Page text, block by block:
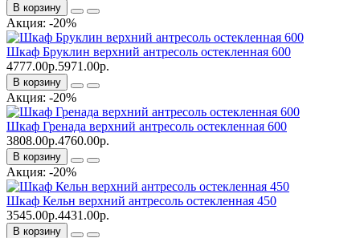
В корзину
Акция: -20%
Шкаф Бруклин верхний антресоль остекленная 600
4777.00р.5971.00р.
В корзину
Акция: -20%
Шкаф Гренада верхний антресоль остекленная 600
3808.00р.4760.00р.
В корзину
Акция: -20%
Шкаф Кельн верхний антресоль остекленная 450
3545.00р.4431.00р.
В корзину